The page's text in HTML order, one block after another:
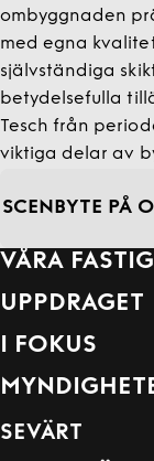
ombyggnaden
med egna
självständiga
betydelsefulla
Tesch från
viktiga delar av
SCENBYTE PÅ
VÅRA
UPPDRAGET
I FOKUS
SEVÄRT